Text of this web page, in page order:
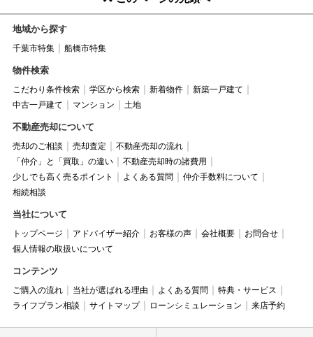
地域から探す
千葉市特集 船橋市特集
物件検索
こだわり条件検索 学区から検索 新着物件
新築一戸建て
中古一戸建て
マンション 土地
不動産売却について
売却のご相談 売却査定
不動産売却の流れ
「仲介」と「買取」の違い
不動産売却時の諸費用
少しでも高く売るポイント
よくある質問
仲介手数料について
相続相談
当社について
トップページ アドバイザー紹介 お客様の声 会社概要
お問合せ
個人情報の取扱いについて
コンテンツ
ご購入の流れ 当社が選ばれる理由 よくある質問
特典・サービス
ライフプラン相談
サイトマップ ローンシミュレーション 来店予約